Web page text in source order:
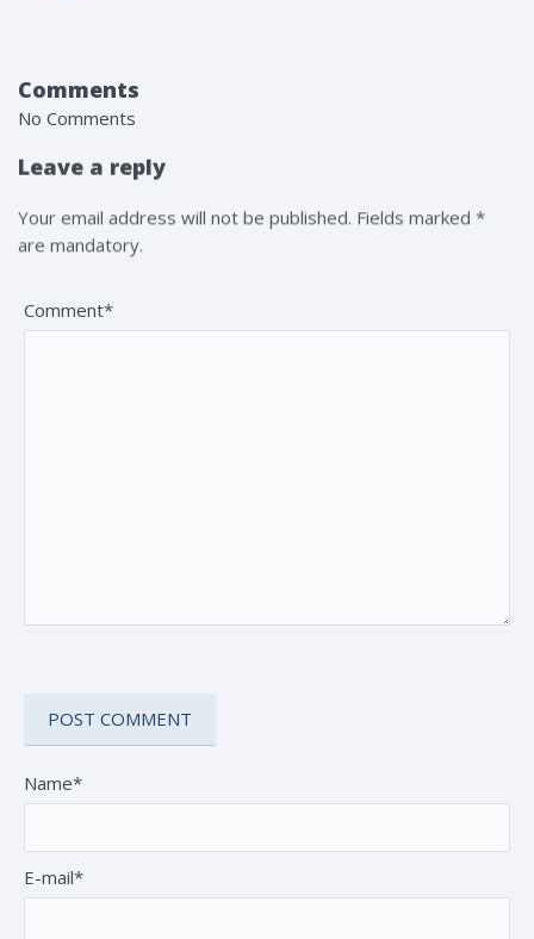
Comments
No Comments
Leave a reply
Your email address will not be published. Fields marked *
are mandatory.
Comment*
Name*
E-mail*